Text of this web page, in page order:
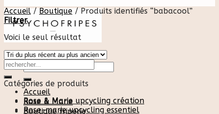
Recherche
pour :
Accueil
Rose & Marie
Boutique friperie
Accueil / Boutique /Produits identifiés “babacool”
Filtrer
Voici le seul résultat
Catégories de produits
Rose & Marie upcycling création
Rose-marie upcycling essentiel